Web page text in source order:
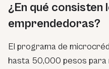
¿En qué consisten
emprendedoras?
El programa de
hasta 50,000 pesos